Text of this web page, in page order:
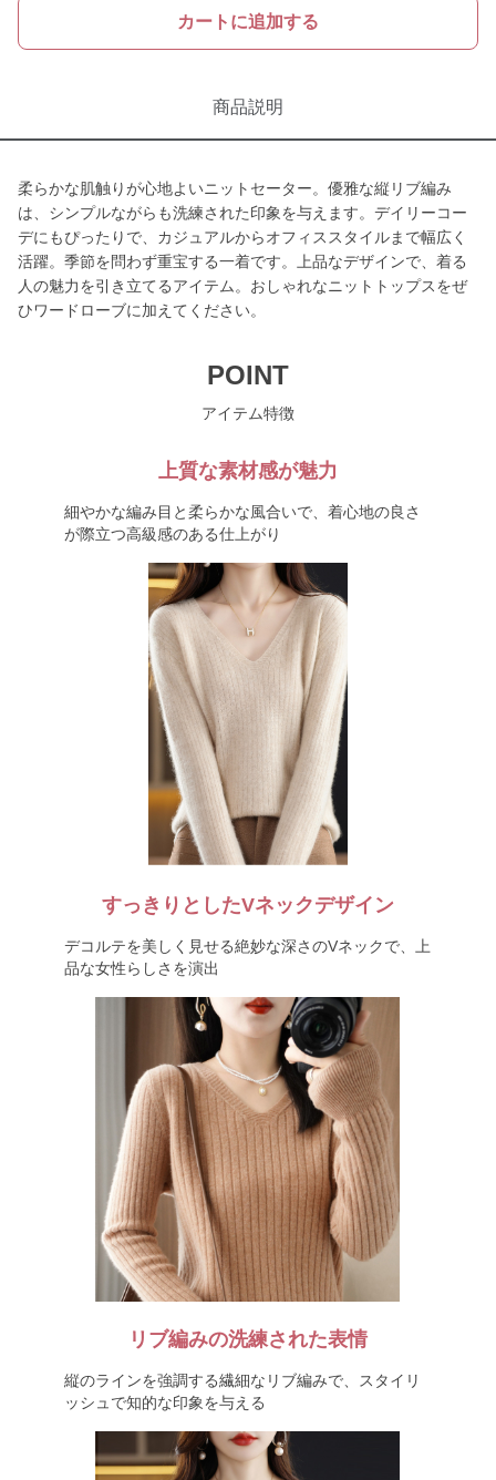
カートに追加する
商品説明
柔らかな肌触りが心地よいニットセーター。優雅な縦リブ編み
は、シンプルながらも洗練された印象を与えます。デイリーコー
デにもぴったりで、カジュアルからオフィススタイルまで幅広く
活躍。季節を問わず重宝する一着です。上品なデザインで、着る
人の魅力を引き立てるアイテム。おしゃれなニットトップスをぜ
ひワードローブに加えてください。
POINT
アイテム特徴
上質な素材感が魅力
細やかな編み目と柔らかな風合いで、着心地の良さ
が際立つ高級感のある仕上がり
すっきりとしたVネックデザイン
デコルテを美しく見せる絶妙な深さのVネックで、上
品な女性らしさを演出
リブ編みの洗練された表情
縦のラインを強調する繊細なリブ編みで、スタイリ
ッシュで知的な印象を与える